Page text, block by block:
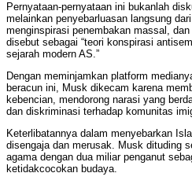
Pernyataan-pernyataan ini bukanlah
melainkan penyebarluasan langsung
menginspirasi penembakan massal,
disebut sebagai “teori konspirasi
sejarah modern AS.”
Dengan meminjamkan platform
beracun ini, Musk dikecam karena
kebencian, mendorong narasi yang
dan diskriminasi terhadap komunitas
Keterlibatannya dalam menyebarkan
disengaja dan merusak. Musk dituding
agama dengan dua miliar penganut
ketidakcocokan budaya.